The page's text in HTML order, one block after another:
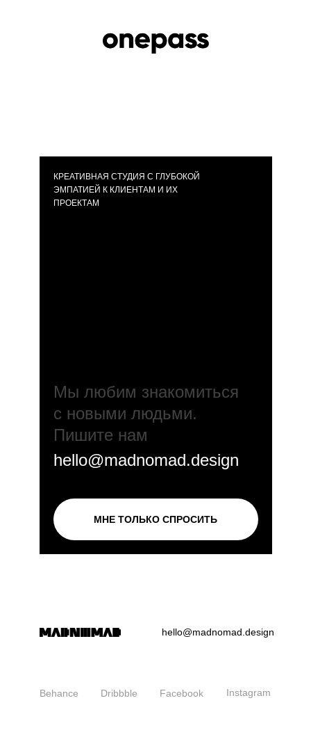
Мы любим знакомиться
с новыми людьми.
Пишите нам
КРЕАТИВНАЯ СТУДИЯ С ГЛУБОКОЙ
ЭМПАТИЕЙ К КЛИЕНТАМ И ИХ
ПРОЕКТАМ
hello@madnomad.design
МНЕ ТОЛЬКО СПРОСИТЬ
hello@madnomad.design
Dribbble
Behance Facebook Instagram